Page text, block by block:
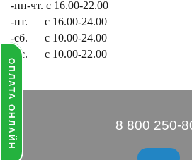
-пн-чт. с 16.00-22.00
-пт. с 16.00-24.00
-сб. с 10.00-24.00
-вс. с 10.00-22.00
ОПЛАТА ОНЛАЙН 8 800 250-